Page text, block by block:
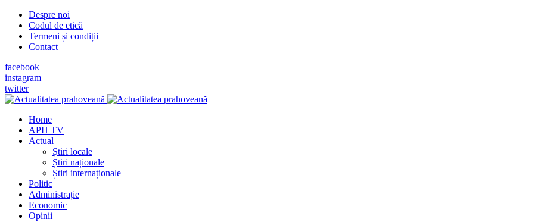
Despre noi
Codul de etică
Termeni și condiții
Contact
facebook
instagram
twitter
Home
APH TV
Actual
Știri locale
Știri naționale
Știri internaționale
Politic
Administrație
Economic
Opinii